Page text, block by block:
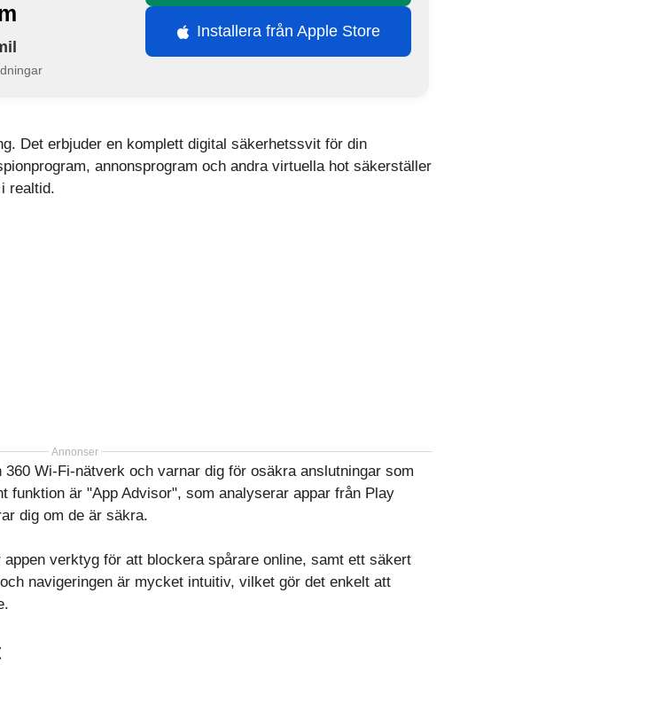
Installera från Apple Store
Det erbjuder en komplett digital säkerhetssvit för din
annonsprogram och andra virtuella hot säkerställer
realtid.
Annonser
Wi-Fi-nätverk och varnar dig för osäkra anslutningar som
funktion är "App Advisor", som analyserar appar från Play
dig om de är säkra.
verktyg för att blockera spårare online, samt ett säkert
navigeringen är mycket intuitiv, vilket gör det enkelt att